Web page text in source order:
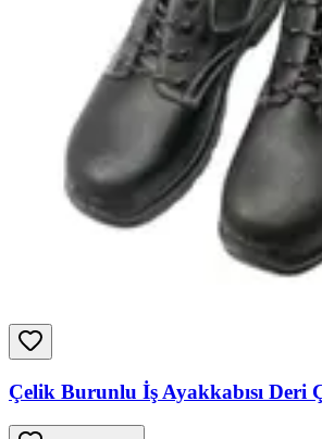
Çelik Burunlu İş Ayakkabısı Deri